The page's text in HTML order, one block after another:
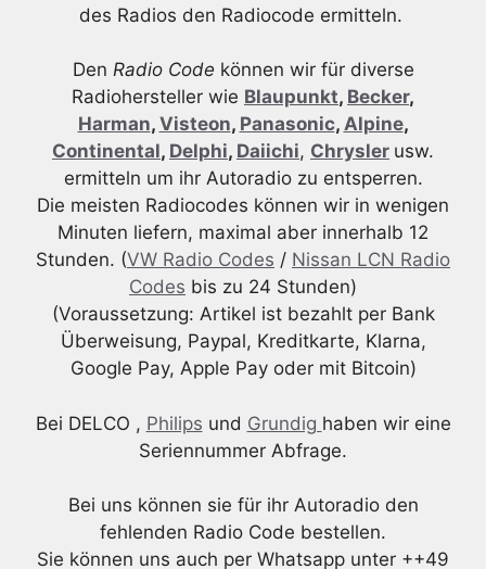
des Radios den Radiocode ermitteln.
Den Radio Code können wir für diverse
Radiohersteller wie Blaupunkt, Becker,
Harman, Visteon, Panasonic, Alpine,
Continental, Delphi, Daiichi, Chrysler usw.
ermitteln um ihr Autoradio zu entsperren.
Die meisten Radiocodes können wir in wenigen
Minuten liefern, maximal aber innerhalb 12
Stunden. (VW Radio Codes / Nissan LCN Radio
Codes bis zu 24 Stunden)
(Voraussetzung: Artikel ist bezahlt per Bank
Überweisung, Paypal, Kreditkarte, Klarna,
Google Pay, Apple Pay oder mit Bitcoin)
Bei DELCO , Philips und Grundig haben wir eine
Seriennummer Abfrage.
Bei uns können sie für ihr Autoradio den
fehlenden Radio Code bestellen.
Sie können uns auch per Whatsapp unter ++49